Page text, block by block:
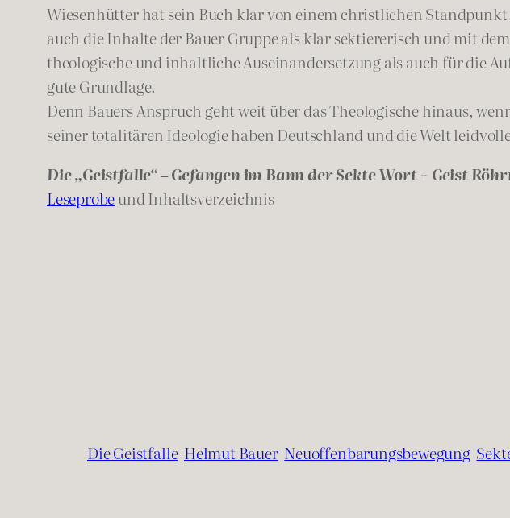
Wiesenhütter hat sein Buch klar von einem christlichen
auch die Inhalte der Bauer Gruppe als klar sektiererisch und mit
theologische und inhaltliche Auseinandersetzung als auch für die
gute Grundlage.
Denn Bauers Anspruch geht weit über das Theologische hinaus,
seiner totalitären Ideologie haben Deutschland und die Welt
Die „Geistfalle“ – Gefangen im Bann der Sekte Wort + Geist
Leseprobeund Inhaltsverzeichnis
Die Geistfalle Helmut Bauer Neuoffenbarungsbewegung